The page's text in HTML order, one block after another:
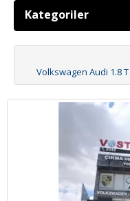
Kategoriler
Volkswagen Audi 1.8